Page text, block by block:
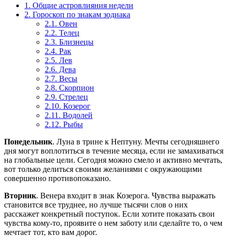
1. Общие астровлияния недели
2. Гороскоп по знакам зодиака
2.1. Овен
2.2. Телец
2.3. Близнецы
2.4. Рак
2.5. Лев
2.6. Дева
2.7. Весы
2.8. Скорпион
2.9. Стрелец
2.10. Козерог
2.11. Водолей
2.12. Рыбы
Понедельник. Луна в трине к Нептуну. Мечты сегодняшнего
дня могут воплотиться в течение месяца, если не замахиваться
на глобальные цели. Сегодня можно смело и активно мечтать,
вот только делиться своими желаниями с окружающими
совершенно противопоказано.
Вторник. Венера входит в знак Козерога. Чувства выражать
становится все труднее, но лучше тысячи слов о них
расскажет конкретный поступок. Если хотите показать свои
чувства кому-то, проявите о нем заботу или сделайте то, о чем
мечтает тот, кто вам дорог.